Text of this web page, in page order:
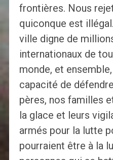
frontières. Nous
quiconque est
ville digne de
internationaux de
monde, et
capacité de
pères, nos familles
la glace et leurs
armés pour la lutte
pourraient être à la